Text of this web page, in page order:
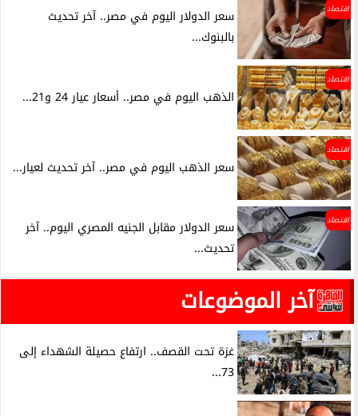
اقتصاد
سعر الدولار اليوم في مصر.. آخر تحديث
بالبنوك...
اقتصاد
الذهب اليوم في مصر.. أسعار عيار 24 و21...
اقتصاد
سعر الذهب اليوم في مصر.. آخر تحديث لعيار...
اقتصاد
سعر الدولار مقابل الجنيه المصري اليوم.. آخر
تحديث...
آخر الموضوعات
غزة تحت القصف.. ارتفاع حصيلة الشهداء إلى
73...